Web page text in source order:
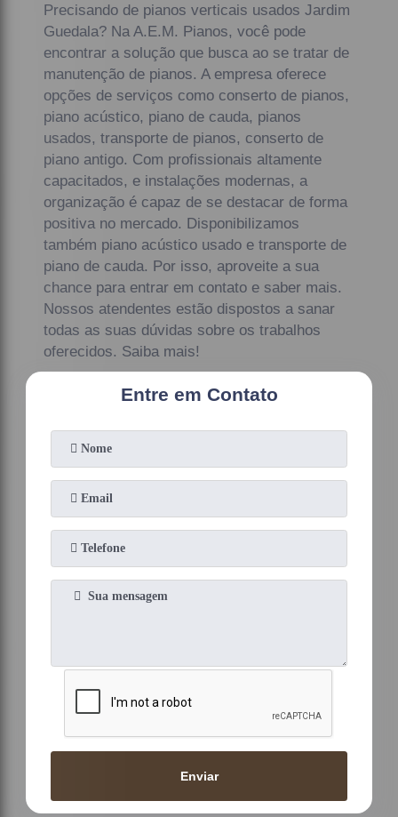
Precisando de pianos verticais usados Jardim
Guedala? Na A.E.M. Pianos, você pode
encontrar a solução que busca ao se tratar de
manutenção de pianos. A empresa oferece
opções de serviços como conserto de pianos,
piano acústico, piano de cauda, pianos
usados, transporte de pianos, conserto de
piano antigo. Com profissionais altamente
capacitados, e instalações modernas, a
organização é capaz de se destacar de forma
positiva no mercado. Disponibilizamos
também piano acústico usado e transporte de
piano de cauda. Por isso, aproveite a sua
chance para entrar em contato e saber mais.
Nossos atendentes estão dispostos a sanar
todas as suas dúvidas sobre os trabalhos
oferecidos. Saiba mais!
Entre em Contato
Enviar